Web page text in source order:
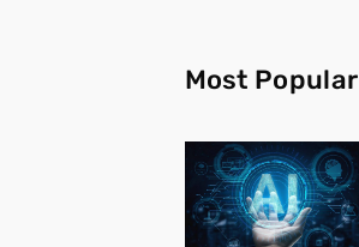
Most Popular